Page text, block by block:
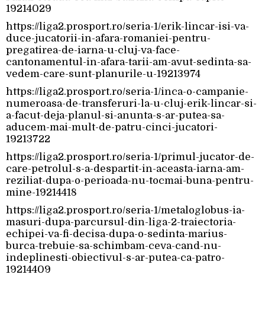
19214029
https://liga2.prosport.ro/seria-1/erik-lincar-isi-va-
duce-jucatorii-in-afara-romaniei-pentru-
pregatirea-de-iarna-u-cluj-va-face-
cantonamentul-in-afara-tarii-am-avut-sedinta-sa-
vedem-care-sunt-planurile-u-19213974
https://liga2.prosport.ro/seria-1/inca-o-campanie-
numeroasa-de-transferuri-la-u-cluj-erik-lincar-si-
a-facut-deja-planul-si-anunta-s-ar-putea-sa-
aducem-mai-mult-de-patru-cinci-jucatori-
19213722
https://liga2.prosport.ro/seria-1/primul-jucator-de-
care-petrolul-s-a-despartit-in-aceasta-iarna-am-
reziliat-dupa-o-perioada-nu-tocmai-buna-pentru-
mine-19214418
https://liga2.prosport.ro/seria-1/metaloglobus-ia-
masuri-dupa-parcursul-din-liga-2-traiectoria-
echipei-va-fi-decisa-dupa-o-sedinta-marius-
burca-trebuie-sa-schimbam-ceva-cand-nu-
indeplinesti-obiectivul-s-ar-putea-ca-patro-
19214409